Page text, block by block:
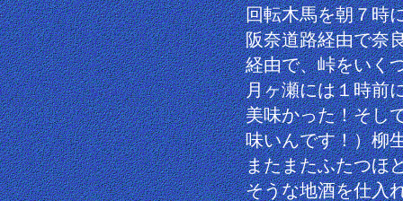
回転木馬を朝７時
阪奈道路経由で奈
経由で、峠をいく
月ヶ瀬には１時前
美味かった！そし
味いんです！）柳
またまたふたつほ
そうな地酒を仕入